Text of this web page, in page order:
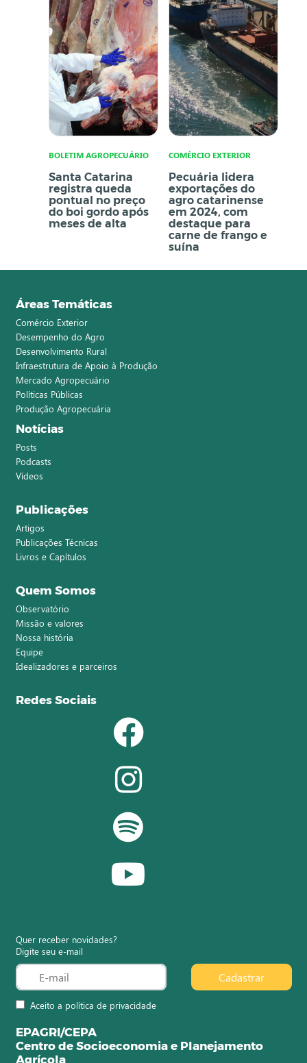
BOLETIM AGROPECUÁRIO
Santa Catarina
registra queda
pontual no preço
do boi gordo após
meses de alta
COMÉRCIO EXTERIOR
Pecuária lidera
exportações do
agro catarinense
em 2024, com
destaque para
carne de frango e
suína
Áreas Temáticas
Comércio Exterior
Desempenho do Agro
Desenvolvimento Rural
Infraestrutura de Apoio à Produção
Mercado Agropecuário
Políticas Públicas
Produção Agropecuária
Notícias
Posts
Podcasts
Vídeos
Publicações
Artigos
Publicações Técnicas
Livros e Capítulos
Quem Somos
Observatório
Missão e valores
Nossa história
Equipe
Idealizadores e parceiros
Redes Sociais
Quer receber novidades?
Digite seu e-mail
Aceito a política de privacidade
Cadastrar
EPAGRI/CEPA
Centro de Socioeconomia e Planejamento
Agrícola